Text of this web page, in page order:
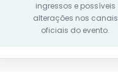
ingressos e possíveis
alterações nos canais
oficiais do evento.